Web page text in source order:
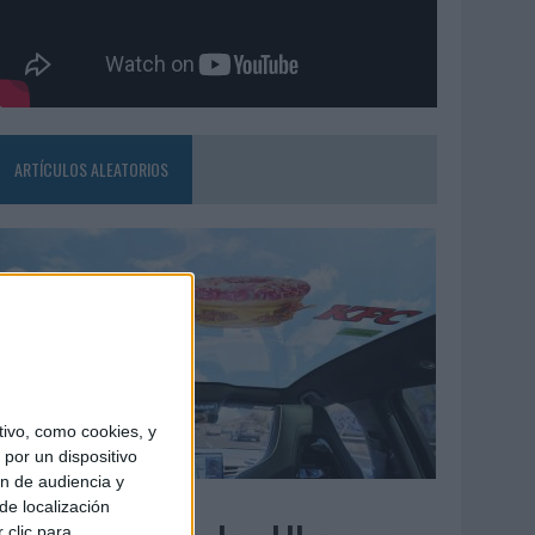
como cookies, y
un dispositivo
de audiencia y
localización
clic para
ARTÍCULOS ALEATORIOS